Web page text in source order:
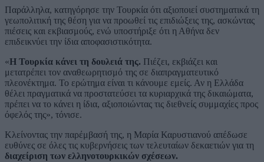
Παράλληλα, κατηγόρησε την Τουρκία ότι αξιοποιεί συστηματικά τη
γεωπολιτική της θέση για να προωθεί τις επιδιώξεις της, ασκώντας
πιέσεις και εκβιασμούς, ενώ υποστήριξε ότι η Αθήνα δεν
επιδεικνύει την ίδια αποφασιστικότητα.
«Η Τουρκία κάνει τη δουλειά της. Πιέζει, εκβιάζει και
μετατρέπει τον αναθεωρητισμό της σε διαπραγματευτικό
πλεονέκτημα. Το ερώτημα είναι τι κάνουμε εμείς. Αν η Ελλάδα
θέλει πραγματικά να προστατεύσει τα κυριαρχικά της δικαιώματα,
πρέπει να το κάνει η ίδια, αξιοποιώντας τις διεθνείς συμμαχίες προς
όφελός της», τόνισε.
Κλείνοντας την παρέμβασή της, η Μαρία Καρυστιανού απέδωσε
ευθύνες σε όλες τις κυβερνήσεις των τελευταίων δεκαετιών για τη
διαχείριση των ελληνοτουρκικών σχέσεων.